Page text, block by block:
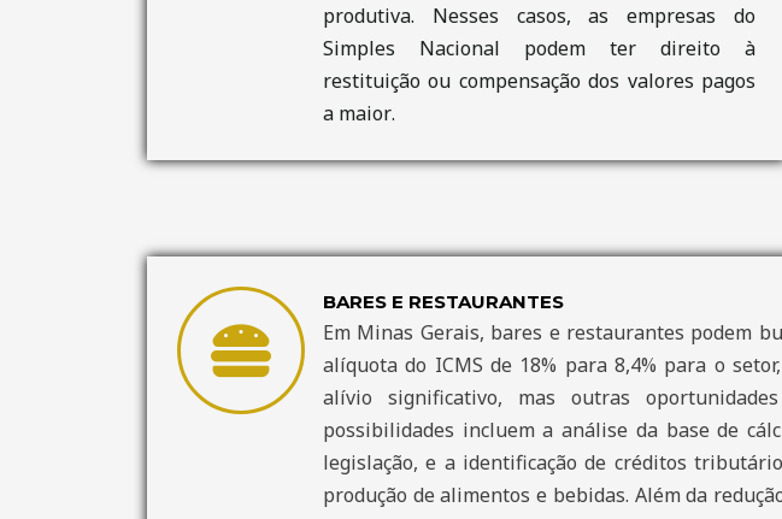
produtiva. Nesses casos, as empresas do
Simples Nacional podem ter direito à
restituição ou compensação dos valores pagos
a maior.
BARES E RESTAURANTES
Em Minas Gerais, bares e restaurantes podem
alíquota do ICMS de 18% para 8,4% para o
alívio significativo, mas outras
possibilidades incluem a análise da base de
legislação, e a identificação de créditos
produção de alimentos e bebidas. Além da